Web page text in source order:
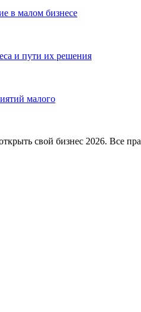
в малом бизнесе
и пути их решения
малого
свой бизнес 2026. Все